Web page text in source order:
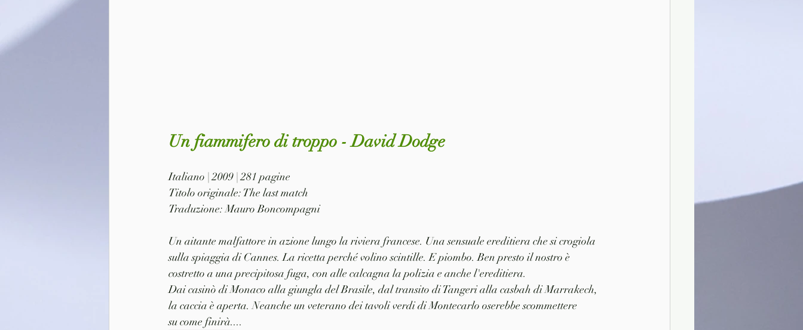
Un fiammifero di troppo - David Dodge
Italiano | 2009 | 281 pagine
Titolo originale: The last match
Traduzione: Mauro Boncompagni
Un aitante malfattore in azione lungo la riviera francese. Una sensuale ereditiera che si crogiola
sulla spiaggia di Cannes. La ricetta perché volino scintille. E piombo. Ben presto il nostro è
costretto a una precipitosa fuga, con alle calcagna la polizia e anche l'ereditiera.
Dai casinò di Monaco alla giungla del Brasile, dal transito di Tangeri alla casbah di Marrakech,
la caccia è aperta. Neanche un veterano dei tavoli verdi di Montecarlo oserebbe scommettere
su come finirà....